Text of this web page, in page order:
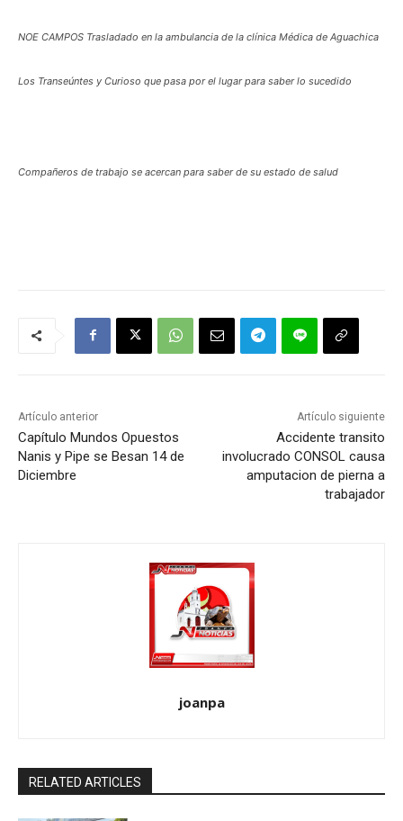
NOE CAMPOS Trasladado en la ambulancia de la clínica Médica de Aguachica
Los Transeúntes y Curioso que pasa por el lugar para saber lo sucedido
Compañeros de trabajo se acercan para saber de su estado de salud
Artículo anterior
Capítulo Mundos Opuestos
Nanis y Pipe se Besan 14 de
Diciembre
Artículo siguiente
Accidente transito
involucrado CONSOL causa
amputacion de pierna a
trabajador
joanpa
RELATED ARTICLES